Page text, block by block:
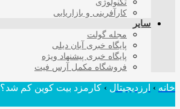
تکنولوژی
کارآفرینی و بازاریابی
سایر
مجله گولت
پایگاه خبری آبان دیلی
پایگاه خبری پیشنهاد ویژه
فروشگاه مکمل آرس فیت
خانه › ارزدیجیتال › کارمزد بیت کوین کم شد؟